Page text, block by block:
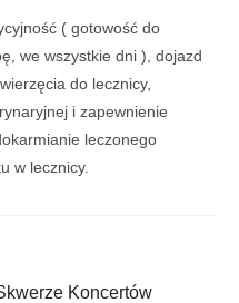
( gotowość do
we wszystkie dni ), dojazd
do lecznicy,
i zapewnienie
leczonego
w lecznicy.
Koncertów